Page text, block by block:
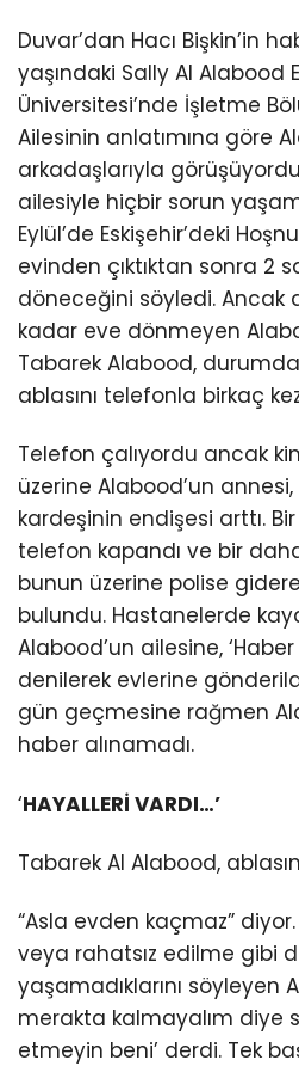
Duvar’dan Hacı Bişkin’in
yaşındaki Sally Al Alabood
Üniversitesi’nde İşletme
Ailesinin anlatımına göre
arkadaşlarıyla
ailesiyle hiçbir sorun
Eylül’de Eskişehir’deki
evinden çıktıktan sonra 2
döneceğini söyledi. Ancak
kadar eve dönmeyen
Tabarek Alabood,
ablasını telefonla birkaç
Telefon çalıyordu ancak
üzerine Alabood’un annesi,
kardeşinin endişesi arttı.
telefon kapandı ve bir
bunun üzerine polise
bulundu. Hastanelerde
Alabood’un ailesine, ‘Haber
denilerek evlerine
gün geçmesine rağmen
haber alınamadı.
‘HAYALLERİ VARDI…’
Tabarek Al Alabood,
“Asla evden kaçmaz”
veya rahatsız edilme gibi
yaşamadıklarını söyleyen
merakta kalmayalım diye
etmeyin beni’ derdi. Tek